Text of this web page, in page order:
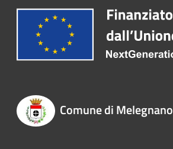
Comune di Melegnano